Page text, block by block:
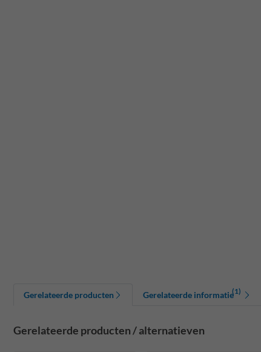
Gerelateerde producten Gerelateerde informatie(1)
Gerelateerde producten / alternatieven